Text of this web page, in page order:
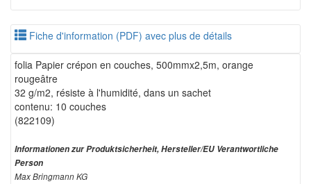
Fiche d'information (PDF) avec plus de détails
folia Papier crépon en couches, 500mmx2,5m, orange
rougeâtre
32 g/m2, résiste à l'humidité, dans un sachet
contenu: 10 couches
(822109)
Informationen zur Produktsicherheit, Hersteller/EU Verantwortliche
Person
Max Bringmann KG